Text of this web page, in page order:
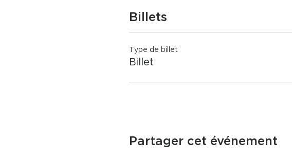
Billets
Type de billet
Billet
Partager cet événement